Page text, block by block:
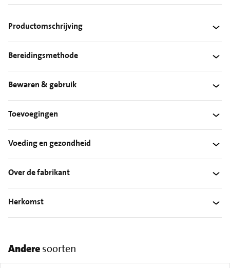
Productomschrijving
Bereidingsmethode
Bewaren & gebruik
Toevoegingen
Voeding en gezondheid
Over de fabrikant
Herkomst
Anderesoorten